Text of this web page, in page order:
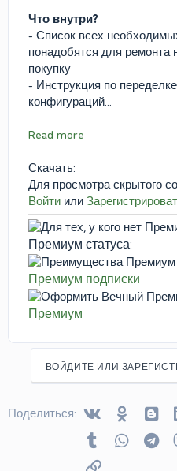
Что внутри?
- Список всех
понадобятся для ремонта
покупку
- Инструкция по
конфигураций...
Read more
Скачать:
Для просмотра скрытого
Войти или
Премиум статуса:
Премиум подписки
Премиум
ВОЙДИТЕ ИЛИ
Поделиться: Vkontakte
Tumblr
Ссылка